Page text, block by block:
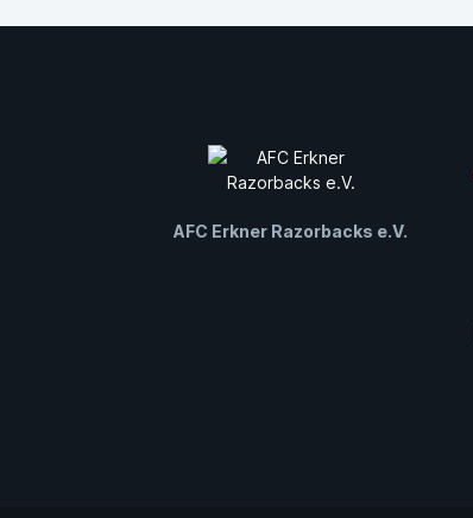
AFC Erkner Razorbacks e.V.